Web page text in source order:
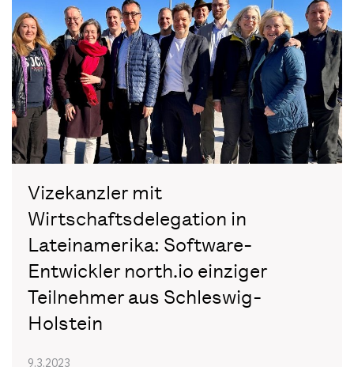
Vizekanzler mit
Wirtschaftsdelegation in
Lateinamerika: Software-
Entwickler north.io einziger
Teilnehmer aus Schleswig-
Holstein
9.3.2023